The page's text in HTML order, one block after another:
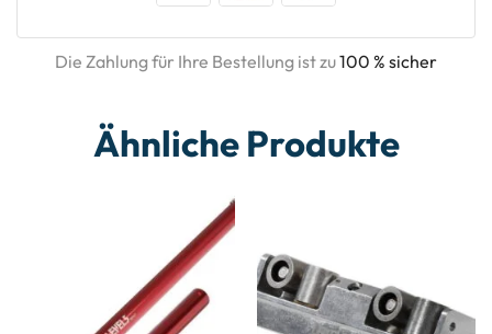
Die Zahlung für Ihre Bestellung ist zu100 % sicher
Ähnliche Produkte